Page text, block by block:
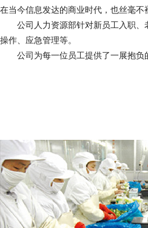
在当今信息发达的商业时代，也丝毫不
公司人力资源部针对新员工入职、老
操作、应急管理等。
公司为每一位员工提供了一展抱负